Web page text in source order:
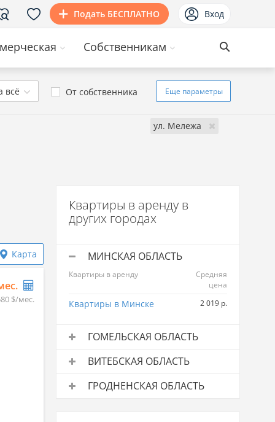
Подать БЕСПЛАТНО Вход
Собственникам
всё От собственника Еще параметры
ул. Мележа
Карта
$/мес.
Квартиры в аренду в
других городах
МИНСКАЯ ОБЛАСТЬ
Квартиры в аренду
Средняя
цена
Квартиры в Минске 2 019 р.
ГОМЕЛЬСКАЯ ОБЛАСТЬ
Квартиры в Гомеле
ВИТЕБСКАЯ ОБЛАСТЬ
ГРОДНЕНСКАЯ ОБЛАСТЬ